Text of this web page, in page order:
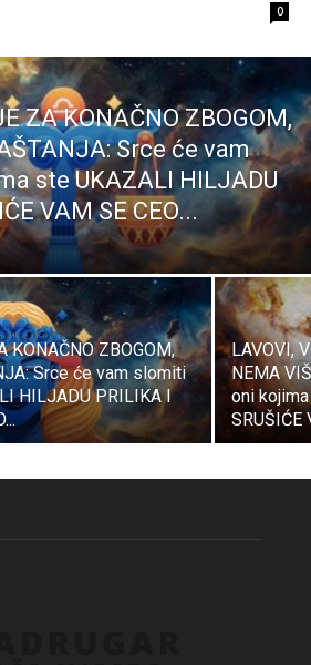
0
ZA KONAČNO ZBOGOM,
Srce će vam
ste UKAZALI HILJADU
VAM SE CEO...
KONAČNO ZBOGOM,
Srce će vam slomiti
HILJADU PRILIKA I
LAVOVI,
NEMA
oni
SRUŠIĆE